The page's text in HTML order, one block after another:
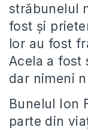
străbunelul
fost și
lor au fost
Acela a fost
dar nimeni
Bunelul Ion
parte din